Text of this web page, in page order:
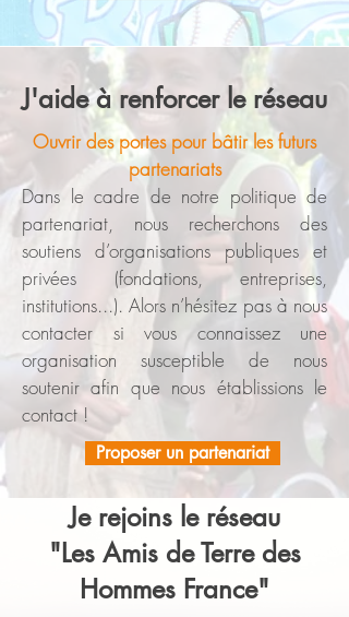
J'aide à renforcer le réseau
Ouvrir des portes pour bâtir les futurs
partenariats
Dans le cadre de notre politique de
partenariat, nous recherchons des
soutiens d’organisations publiques et
privées (fondations, entreprises,
institutions...). Alors n’hésitez pas à nous
contacter si vous connaissez une
organisation susceptible de nous
soutenir afin que nous établissions le
contact !
Proposer un partenariat
Je rejoins le réseau
"Les Amis deTerre des
Hommes France"